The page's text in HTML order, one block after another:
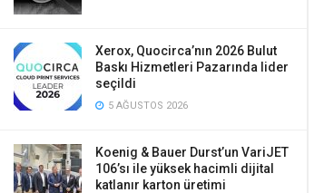
Xerox, Quocirca’nın 2026 Bulut
Baskı Hizmetleri Pazarında lider
seçildi
5 AĞUSTOS 2026
Koenig & Bauer Durst’un VariJET
106’sı ile yüksek hacimli dijital
katlanır karton üretimi